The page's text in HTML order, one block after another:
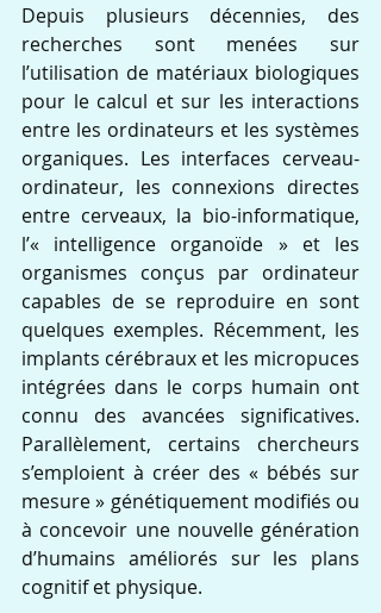
Depuis plusieurs décennies, des
recherches sont menées sur
l’utilisation de matériaux biologiques
pour le calcul et sur les interactions
entre les ordinateurs et les systèmes
organiques. Les interfaces cerveau-
ordinateur, les connexions directes
entre cerveaux, la bio-informatique,
l’« intelligence organoïde » et les
organismes conçus par ordinateur
capables de se reproduire en sont
quelques exemples. Récemment, les
implants cérébraux et les micropuces
intégrées dans le corps humain ont
connu des avancées significatives.
Parallèlement, certains chercheurs
s’emploient à créer des « bébés sur
mesure » génétiquement modifiés ou
à concevoir une nouvelle génération
d’humains améliorés sur les plans
cognitif et physique.